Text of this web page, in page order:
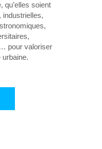
qu’elles soient
industrielles,
pour valoriser